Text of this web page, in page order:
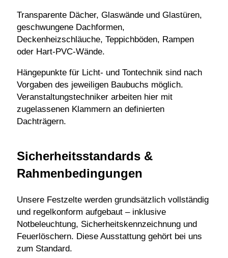
Transparente Dächer, Glaswände und Glastüren,
geschwungene Dachformen,
Deckenheizschläuche, Teppichböden, Rampen
oder Hart-PVC-Wände.
Hängepunkte für Licht- und Tontechnik sind nach
Vorgaben des jeweiligen Baubuchs möglich.
Veranstaltungstechniker arbeiten hier mit
zugelassenen Klammern an definierten
Dachträgern.
Sicherheitsstandards &
Rahmenbedingungen
Unsere Festzelte werden grundsätzlich vollständig
und regelkonform aufgebaut – inklusive
Notbeleuchtung, Sicherheitskennzeichnung und
Feuerlöschern. Diese Ausstattung gehört bei uns
zum Standard.